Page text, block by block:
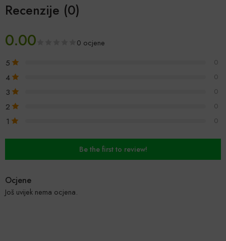
Recenzije (0)
0.00 0 ocjene
5 0
4 0
3 0
2 0
1 0
Be the first to review!
Ocjene
Još uvijek nema ocjena.